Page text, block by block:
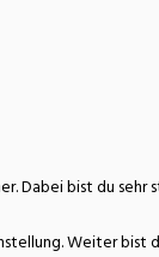
Dabei bist du sehr
Weiter bist